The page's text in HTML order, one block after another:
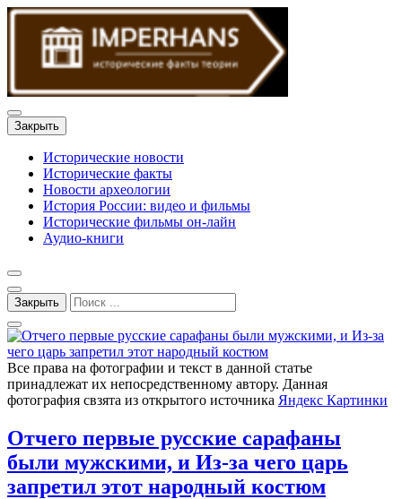
Закрыть
Исторические новости
Исторические факты
Новости археологии
История России: видео и фильмы
Исторические фильмы он-лайн
Аудио-книги
Закрыть
Все права на фотографии и текст в данной статье
принадлежат их непосредственному автору. Данная
фотография свзята из открытого источника Яндекс Картинки
Отчего первые русские сарафаны
были мужскими, и Из-за чего царь
запретил этот народный костюм